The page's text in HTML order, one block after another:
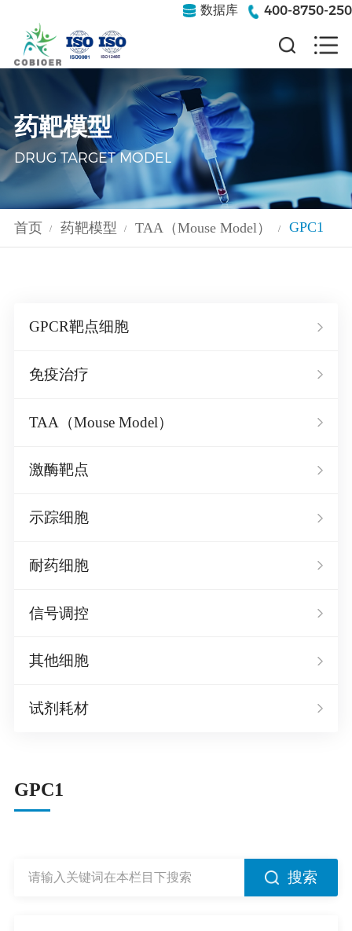
数据库 400-8750-250
药靶模型
DRUG TARGET MODEL
首页 / 药靶模型 / TAA（Mouse Model） / GPC1
GPCR靶点细胞
免疫治疗
TAA（Mouse Model）
激酶靶点
示踪细胞
耐药细胞
信号调控
其他细胞
试剂耗材
GPC1
搜索